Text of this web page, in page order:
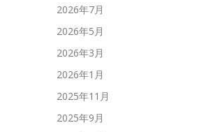
2026年7月
2026年5月
2026年3月
2026年1月
2025年11月
2025年9月